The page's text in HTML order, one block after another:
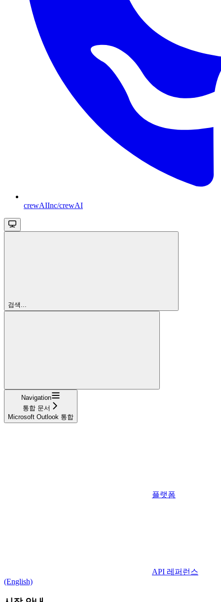
crewAIInc/crewAI
검색...
Navigation
통합 문서
Microsoft Outlook 통합
플랫폼
API 레퍼런스
(English)